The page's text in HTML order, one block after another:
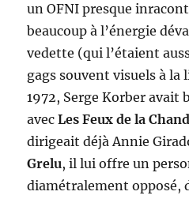
un OFNI presque
beaucoup à l’énergie
vedette (qui l’étaient
gags souvent visuels à
1972, Serge Korber avait
avecLes Feux de la
dirigeait déjà Annie
Grelu, il lui offre un
diamétralement opposé,